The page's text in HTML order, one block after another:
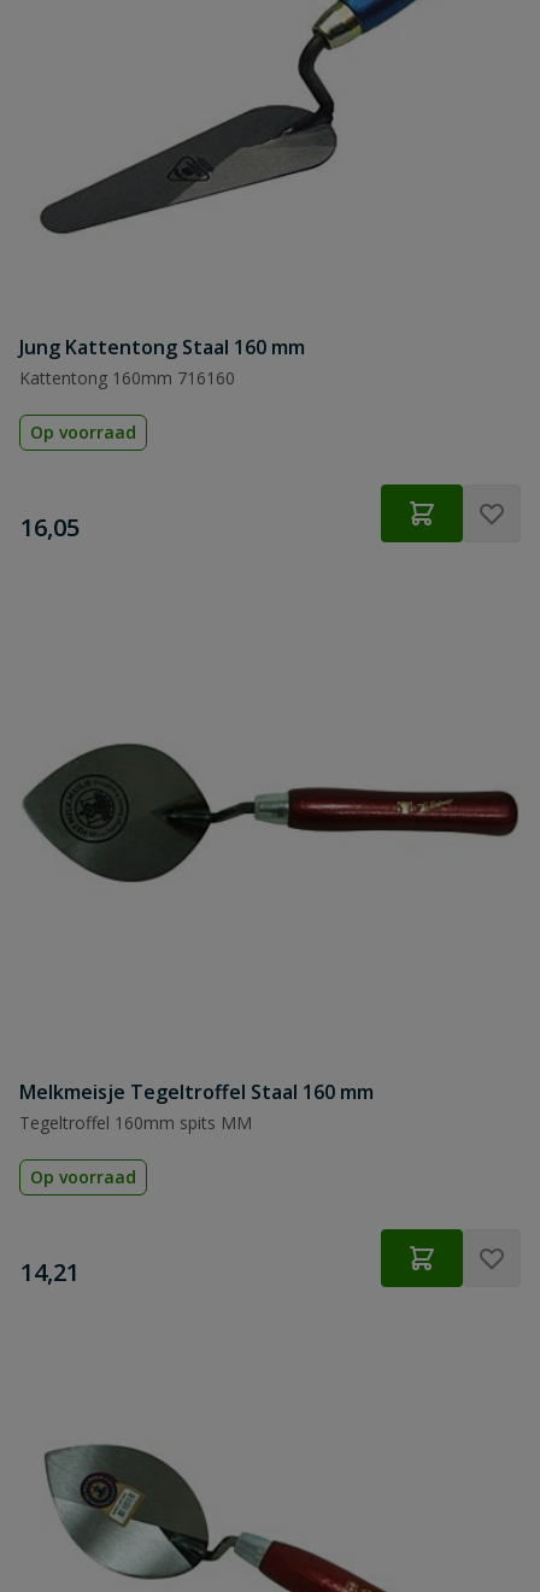
Jung Kattentong Staal 160 mm
Kattentong 160mm 716160
Op voorraad
€
16,05
Melkmeisje Tegeltroffel Staal 160 mm
Tegeltroffel 160mm spits MM
Op voorraad
€
14,21